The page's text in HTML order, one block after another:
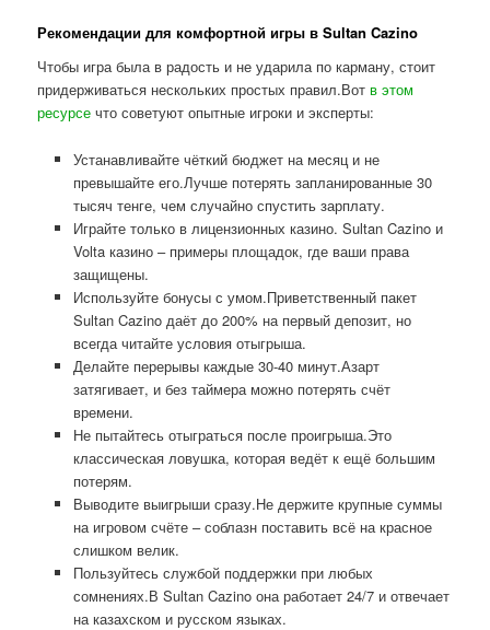
Рекомендации для комфортной игры в Sultan Cazino
Чтобы игра была в радость и не ударила по карману, стоит
придерживаться нескольких простых правил.Вотв этом
ресурсе что советуют опытные игроки и эксперты:
Устанавливайте чёткий бюджет на месяц и не
превышайте его.Лучше потерять запланированные 30
тысяч тенге, чем случайно спустить зарплату.
Играйте только в лицензионных казино. Sultan Cazino и
Volta казино – примеры площадок, где ваши права
защищены.
Используйте бонусы с умом.Приветственный пакет
Sultan Cazino даёт до 200% на первый депозит, но
всегда читайте условия отыгрыша.
Делайте перерывы каждые 30-40 минут.Азарт
затягивает, и без таймера можно потерять счёт
времени.
Не пытайтесь отыграться после проигрыша.Это
классическая ловушка, которая ведёт к ещё большим
потерям.
Выводите выигрыши сразу.Не держите крупные суммы
на игровом счёте – соблазн поставить всё на красное
слишком велик.
Пользуйтесь службой поддержки при любых
сомнениях.В Sultan Cazino она работает 24/7 и отвечает
на казахском и русском языках.